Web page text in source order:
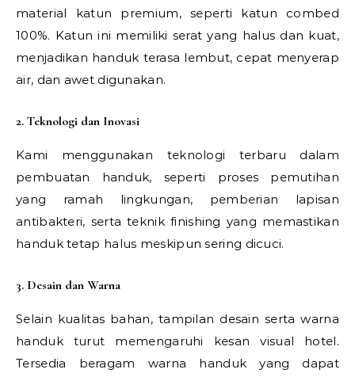
material katun premium, seperti katun combed
100%. Katun ini memiliki serat yang halus dan kuat,
menjadikan handuk terasa lembut, cepat menyerap
air, dan awet digunakan.
2. Teknologi dan Inovasi
Kami menggunakan teknologi terbaru dalam
pembuatan handuk, seperti proses pemutihan
yang ramah lingkungan, pemberian lapisan
antibakteri, serta teknik finishing yang memastikan
handuk tetap halus meskipun sering dicuci.
3. Desain dan Warna
Selain kualitas bahan, tampilan desain serta warna
handuk turut memengaruhi kesan visual hotel.
Tersedia beragam warna handuk yang dapat